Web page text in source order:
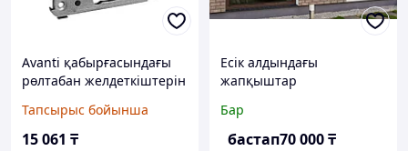
Avanti қабырғасындағы
рөлтабан желдеткіштерін
шыңдалған болат
(4404183)
Тапсырыс бойынша
15 061 ₸
Есік алдындағы
жапқыштар
Бар
бастап70 000₸